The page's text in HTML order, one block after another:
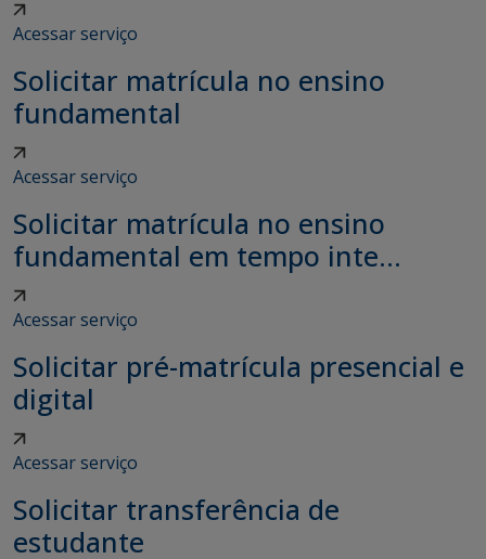
Acessar serviço
Solicitar matrícula no ensino
fundamental
Acessar serviço
Solicitar matrícula no ensino
fundamental em tempo inte...
Acessar serviço
Solicitar pré-matrícula presencial e
digital
Acessar serviço
Solicitar transferência de
estudante